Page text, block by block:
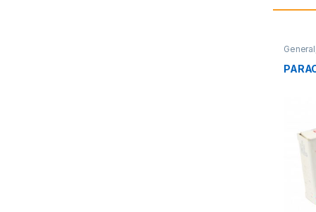
General